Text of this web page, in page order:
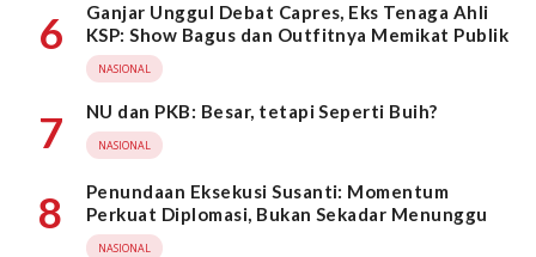
6
Ganjar Unggul Debat Capres, Eks Tenaga Ahli
KSP: Show Bagus dan Outfitnya Memikat Publik
NASIONAL
7 NU dan PKB: Besar, tetapi Seperti Buih?
NASIONAL
8
Penundaan Eksekusi Susanti: Momentum
Perkuat Diplomasi, Bukan Sekadar Menunggu
NASIONAL